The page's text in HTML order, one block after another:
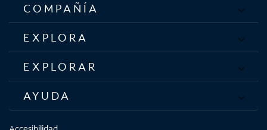
COMPAÑÍA
EXPLORA
EXPLORAR
AYUDA